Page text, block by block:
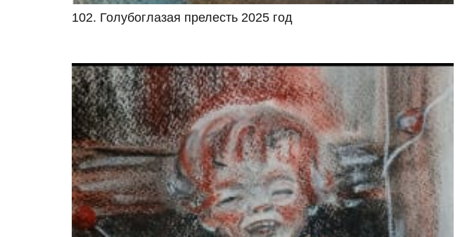
102. Голубоглазая прелесть 2025 год